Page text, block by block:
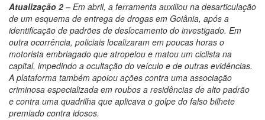
Atualização 2 – Em abril, a ferramenta auxiliou na desarticulação
de um esquema de entrega de drogas em Goiânia, após a
identificação de padrões de deslocamento do investigado. Em
outra ocorrência, policiais localizaram em poucas horas o
motorista embriagado que atropelou e matou um ciclista na
capital, impedindo a ocultação do veículo e de outras evidências.
A plataforma também apoiou ações contra uma associação
criminosa especializada em roubos a residências de alto padrão
e contra uma quadrilha que aplicava o golpe do falso bilhete
premiado contra idosos.